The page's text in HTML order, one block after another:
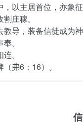
以主居首位，亦象
庄稼。
导，装备信徒成为神
。
。
弗6：16）。